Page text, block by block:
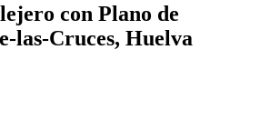
con Plano de
las-Cruces, Huelva